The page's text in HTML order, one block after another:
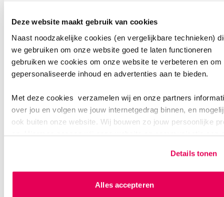
Deze website maakt gebruik van cookies
Naast noodzakelijke cookies (en vergelijkbare technieken)
we gebruiken om onze website goed te laten functioneren
gebruiken we cookies om onze website te verbeteren en om
gepersonaliseerde inhoud en advertenties aan te bieden.
Met deze cookies verzamelen wij en onze partners
over jou en volgen we jouw internetgedrag binnen, en
ook buiten onze website. Wij bouwen zo jouw persoonlijke
op. Hiermee passen wij onze website en communicatie aan
Als je op ‘Alles accepteren’ klikt dan geef je ons
Details tonen
Alles accepteren
Eventuele vragen/opmerkingen
VERIFICATIE
Vul de tekens in die in onderstaande afbeelding worden
weergegeven